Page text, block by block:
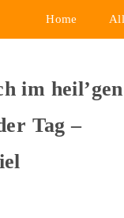
Home
im heil’gen
Tag –